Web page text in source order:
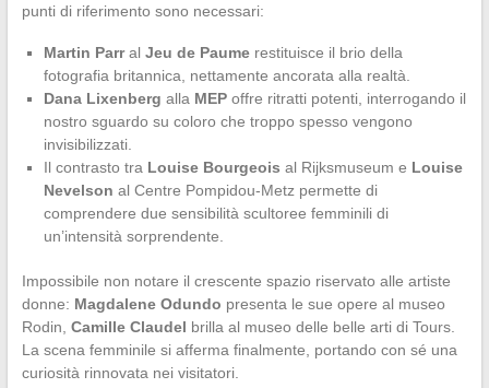
punti di riferimento sono necessari:
Martin Parral Jeu de Paumerestituisce il brio della
fotografia britannica, nettamente ancorata alla realtà.
Dana Lixenberg alla MEPoffre ritratti potenti, interrogando il
nostro sguardo su coloro che troppo spesso vengono
invisibilizzati.
Il contrasto tra Louise Bourgeois al Rijksmuseum e Louise
Nevelson al Centre Pompidou-Metz permette di
comprendere due sensibilità scultoree femminili di
un’intensità sorprendente.
Impossibile non notare il crescente spazio riservato alle artiste
donne: Magdalene Odundo presenta le sue opere al museo
Rodin, Camille Claudel brilla al museo delle belle arti di Tours.
La scena femminile si afferma finalmente, portando con sé una
curiosità rinnovata nei visitatori.